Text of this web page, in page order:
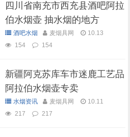
四川省南充市西充县酒吧阿拉
伯水烟壶 抽水烟的地方
酒吧水烟 麦烟具网
10.13
154
154
新疆阿克苏库车市迷鹿工艺品
阿拉伯水烟壶专卖
水烟资讯 麦烟具网
10.11
217
217